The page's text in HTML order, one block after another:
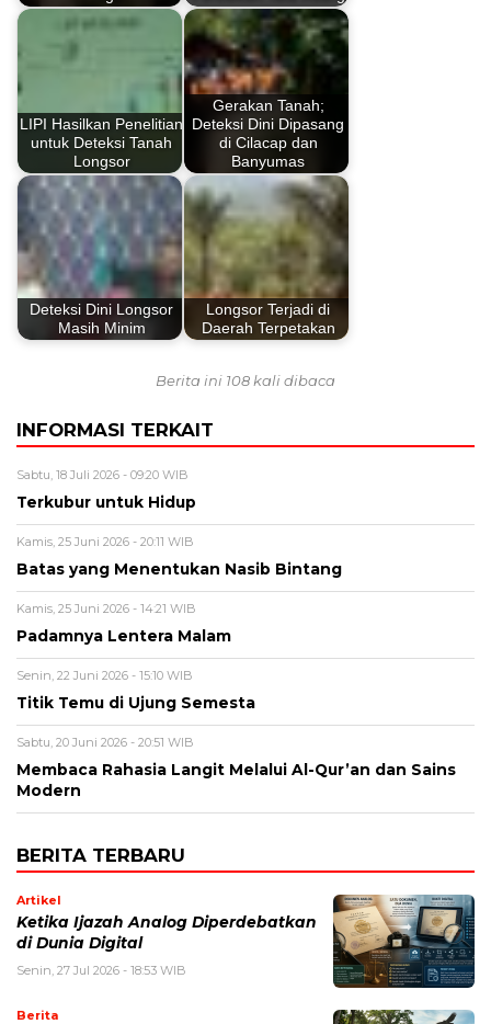
LIPI Hasilkan Penelitian
untuk Deteksi Tanah
Longsor
Gerakan Tanah;
Deteksi Dini Dipasang
di Cilacap dan
Banyumas
Deteksi Dini Longsor
Masih Minim
Longsor Terjadi di
Daerah Terpetakan
Berita ini 108 kali dibaca
INFORMASI TERKAIT
Sabtu, 18 Juli 2026 - 09:20 WIB
Terkubur untuk Hidup
Kamis, 25 Juni 2026 - 20:11 WIB
Batas yang Menentukan Nasib Bintang
Kamis, 25 Juni 2026 - 14:21 WIB
Padamnya Lentera Malam
Senin, 22 Juni 2026 - 15:10 WIB
Titik Temu di Ujung Semesta
Sabtu, 20 Juni 2026 - 20:51 WIB
Membaca Rahasia Langit Melalui Al-Qur’an dan Sains
Modern
BERITA TERBARU
Artikel
Ketika Ijazah Analog Diperdebatkan
di Dunia Digital
Senin, 27 Jul 2026 - 18:53 WIB
Berita